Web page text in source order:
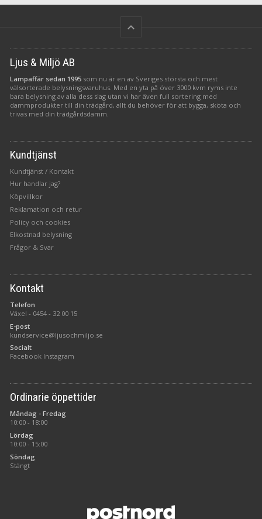
keyboard_arrow_up
Ljus & Miljö AB
Lampaffär sedan 1995 som nu är en av Sveriges största och mest
välsorterade belysningsvaruhus. Med en yta på över 3000 kvm ryms inte
bara belysning av alla dess slag utan vi har även full sortering med
dammprodukter till din trädgård, allt du behöver för att bygga, sköta och
trivas med din trädgårdsdamm.
Kundtjänst
Kundtjänst / Kontakt
Hur handlar jag?
Köpvillkor
Reklamation och retur
Policy och cookies
Elkostnad belysning
Frågor & Svar
Kontakt
Telefon
Växel - 0454 - 32 00 15
E-post
kundservice@ljusochmiljo.se
Socialt
Facebook Instagram
Ordinarie öppettider
Måndag - Fredag
10:00 - 18:00
Lördag
10:00 - 15:00
Söndag
Stängt